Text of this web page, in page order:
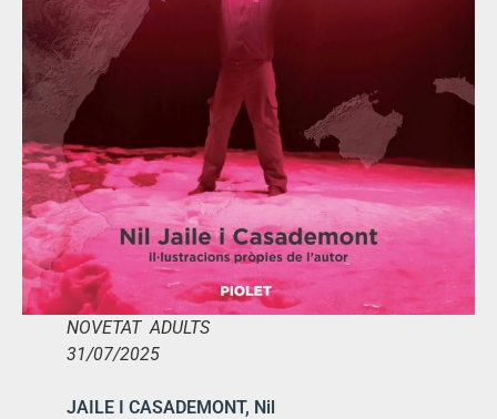
NOVETAT ADULTS
31/07/2025
JAILE I CASADEMONT, Nil